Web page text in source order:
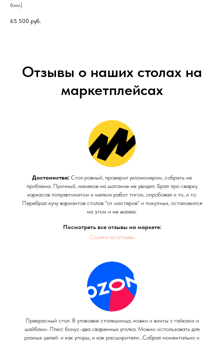
6мм)
65 500 руб.
Отзывы о наших столах на
маркетплейсах
Достоинства: Стол ровный, проверил уклономером, собрать не
проблема. Прочный, намеков на шатание не увидел. Брал про сварку
каркасов полуавтоматом и мелких работ тигом, опробовал и то, и то.
Перебрал кучу вариантов столов "от мастеров" и покупных, остановился
на этом и не жалею.
Посмотреть все отзывы на маркете:
Ссылка на отзывы
Прекрасный стол. В упаковке столешница, ножки и винты с гайками и
шайбами. Плюс бонус-два сваренных уголка. Можно использовать для
разных целей: и как упоры, и как расширители…Собрал моментально и